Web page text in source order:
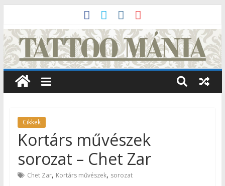
Cikkek
Kortárs művészek
sorozat – Chet Zar
Chet Zar, Kortárs művészek, sorozat